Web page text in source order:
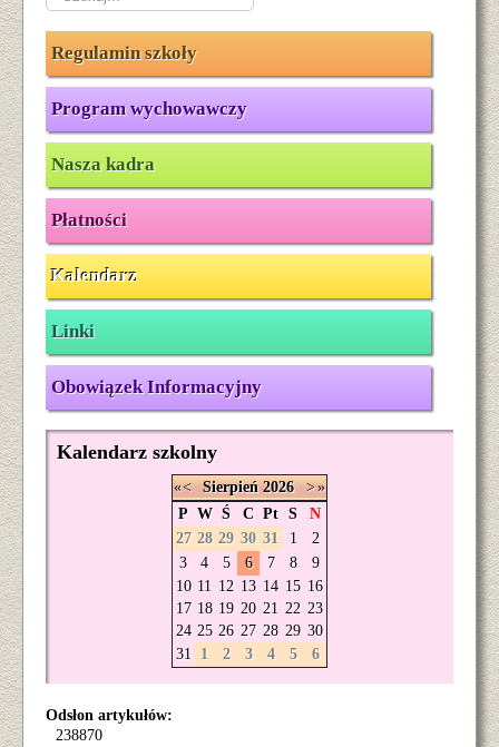
Regulamin szkoły
Program wychowawczy
Nasza kadra
Płatności
Kalendarz
Linki
Obowiązek Informacyjny
Kalendarz szkolny
«< Sierpień 2026 >»
P W Ś C Pt S
N
27 28 29 30 31 1
2
3
4 5 6 7 8
9
10 11 12 13 14 15 16
17 18 19 20 21 22 23
24 25 26 27 28 29 30
31
1 2 3 4 5 6
Odsłon artykułów:
238870